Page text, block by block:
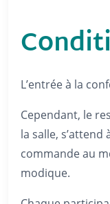
L’entrée à la
Cependant, le
la salle,
commande au
modique.